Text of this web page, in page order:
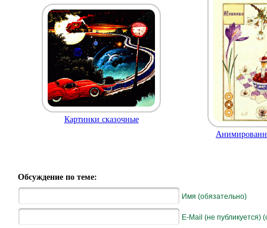
Картинки сказочные
Обсуждение по теме:
Имя (обязательно)
E-Mail (не публикуется)